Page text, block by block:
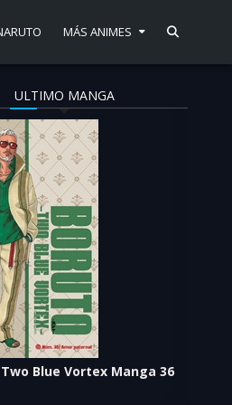
MÁS ANIMES
ULTIMO MANGA
Blue Vortex Manga 36